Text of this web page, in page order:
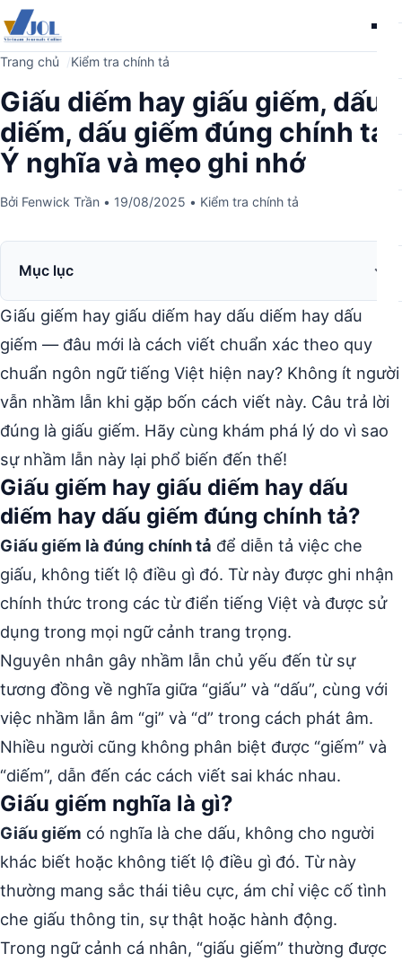
Trang chủ Kiểm tra chính tả
Giấu diếm hay giấu giếm, dấu
diếm, dấu giếm đúng chính tả?
Ý nghĩa và mẹo ghi nhớ
Bởi Fenwick Trần • 19/08/2025 • Kiểm tra chính tả
Mục lục
Giấu giếm hay giấu diếm hay dấu diếm hay dấu
giếm — đâu mới là cách viết chuẩn xác theo quy
chuẩn ngôn ngữ tiếng Việt hiện nay? Không ít người
vẫn nhầm lẫn khi gặp bốn cách viết này. Câu trả lời
đúng là giấu giếm. Hãy cùng khám phá lý do vì sao
sự nhầm lẫn này lại phổ biến đến thế!
Giấu giếm hay giấu diếm hay dấu
diếm hay dấu giếm đúng chính tả?
Giấu giếm là đúng chính tả để diễn tả việc che
giấu, không tiết lộ điều gì đó. Từ này được ghi nhận
chính thức trong các từ điển tiếng Việt và được sử
dụng trong mọi ngữ cảnh trang trọng.
Nguyên nhân gây nhầm lẫn chủ yếu đến từ sự
tương đồng về nghĩa giữa “giấu” và “dấu”, cùng với
việc nhầm lẫn âm “gi” và “d” trong cách phát âm.
Nhiều người cũng không phân biệt được “giếm” và
“diếm”, dẫn đến các cách viết sai khác nhau.
Giấu giếm nghĩa là gì?
Giấu giếm có nghĩa là che dấu, không cho người
khác biết hoặc không tiết lộ điều gì đó. Từ này
thường mang sắc thái tiêu cực, ám chỉ việc cố tình
che giấu thông tin, sự thật hoặc hành động.
Trong ngữ cảnh cá nhân, “giấu giếm” thường được